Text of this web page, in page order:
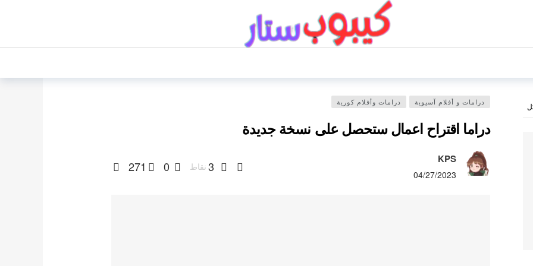
درامات و أفلام آسيوية درامات وأفلام كورية
دراما اقتراح اعمال ستحصل على نسخة جديدة
KPS
04/27/2023
3 نقاط 0
271